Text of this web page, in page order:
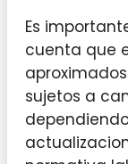
Es
cuenta que
sujetos a